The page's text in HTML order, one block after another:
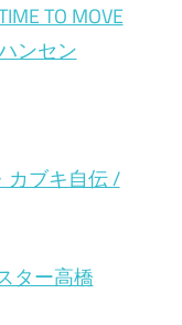
TO MOVE
ンセン
カブキ自伝 /
ター高橋